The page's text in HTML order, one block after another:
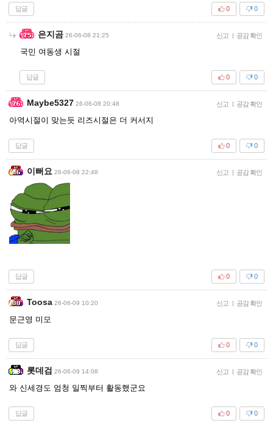
답글 0
0
은지곰 26-06-08 21:25 신고 | 공감 확인
국민 여동생 시절
답글 0
0
Maybe5327 26-06-08 20:48 신고 | 공감 확인
아역시절이 맞는듯 리즈시절은 더 커서지
답글 0
0
이뻐요 26-06-08 22:48 신고 | 공감 확인
답글 0
0
Toosa 26-06-09 10:20 신고 | 공감 확인
문근영 미모
답글 0
0
롯데검 26-06-09 14:08 신고 | 공감 확인
와 신세경도 엄청 일찍부터 활동했군요
답글 0
0